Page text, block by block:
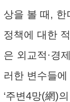
상을 볼 때, 한
정책에 대한
은 외교적·경
러한 변수들
‘주변4망(網)